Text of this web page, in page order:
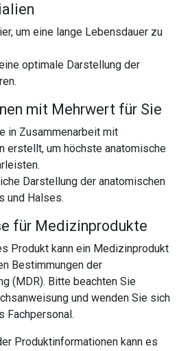
um eine lange Lebensdauer zu
optimale Darstellung der
mit Mehrwert für Sie
in Zusammenarbeit mit
erstellt, um höchste anatomische
Darstellung der anatomischen
und Halses.
für Medizinprodukte
Produkt kann ein Medizinprodukt
Bestimmungen der
(MDR). Bitte beachten Sie
und wenden Sie sich
Fachpersonal.
Produktinformationen kann es